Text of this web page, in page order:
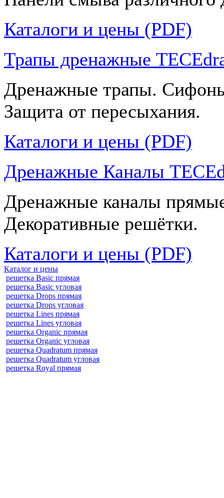
Каталоги и цены (PDF)
Трапы дренажные
Дренажные трапы.
Защита от пересыхания.
Каталоги и цены (PDF)
Дренажные Каналы
Дренажные каналы
Декоративные решётки.
Каталоги и цены (PDF)
Каталог и цены
решетка Basic прямая
решетка Basic угловая
решетка Drops прямая
решетка Drops угловая
решетка Lines прямая
решетка Lines угловая
решетка Organic прямая
решетка Organic угловая
решетка Quadratum прямая
решетка Quadratum угловая
решетка Royal прямая